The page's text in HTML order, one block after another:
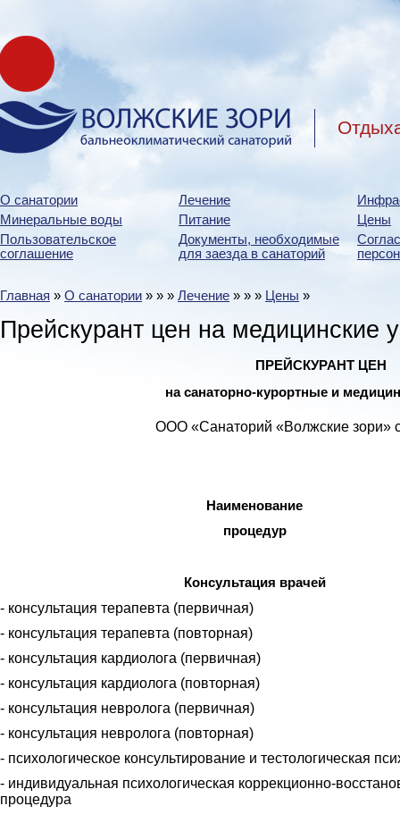
О санатории Лечение
Минеральные воды
Питание
Цены
Пользовательское
соглашение
Документы, необходимые
для заезда в санаторий
Главная » О санатории » » » Лечение » » » Цены »
Прейскурант цен на медицинские
ПРЕЙСКУРАНТ ЦЕН
на санаторно-курортные и
ООО «Санаторий «Волжские зори» с
Наименование
процедур
Консультация врачей
- консультация терапевта (первичная)
- консультация терапевта (повторная)
- консультация кардиолога (первичная)
- консультация кардиолога (повторная)
- консультация невролога (первичная)
- консультация невролога (повторная)
- психологическое консультирование и тестологическая
- индивидуальная психологическая коррекционно-
процедура